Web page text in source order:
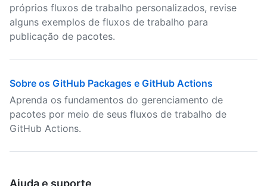
próprios fluxos de trabalho personalizados, revise
alguns exemplos de fluxos de trabalho para
publicação de pacotes.
Sobre os GitHub Packages e GitHub Actions
Aprenda os fundamentos do gerenciamento de
pacotes por meio de seus fluxos de trabalho de
GitHub Actions.
Ajuda e suporte